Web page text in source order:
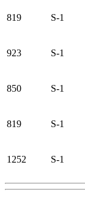
819 S-1
923 S-1
850 S-1
819 S-1
1252 S-1